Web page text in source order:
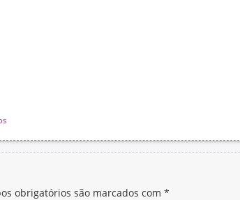
obrigatórios são marcados com *